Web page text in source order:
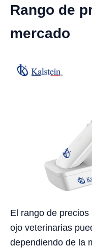
Rango de
mercado
El rango de
ojo veterinarias
dependiendo de la